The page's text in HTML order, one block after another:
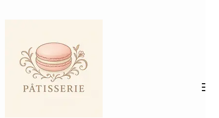
(Pressez
Entrée)